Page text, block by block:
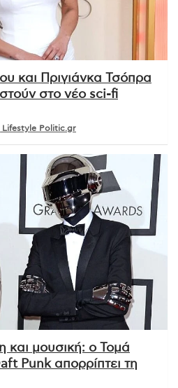
και Πριγιάνκα Τσόπρα
στο νέο sci-fi
Lifestyle Politic.gr
και μουσική: ο Τομά
Punk απορρίπτει τη